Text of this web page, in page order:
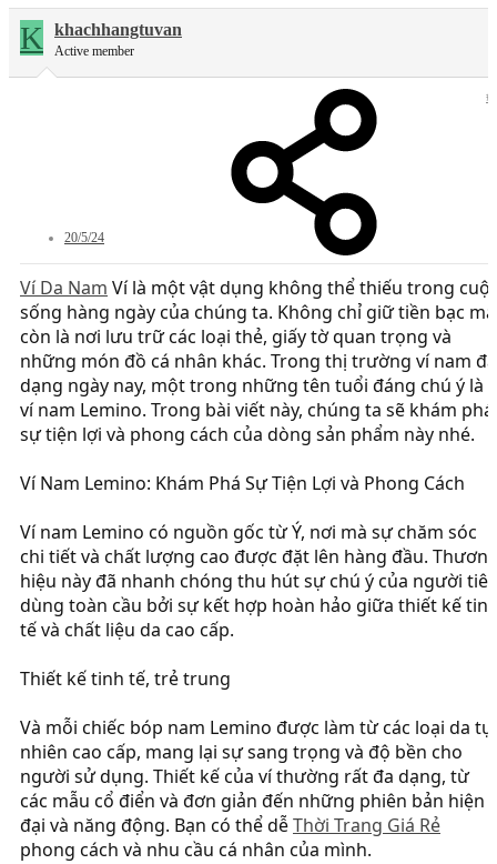
K khachhangtuvan
Active member
20/5/24
Ví Da Nam Ví là một vật dụng không thể thiếu trong
sống hàng ngày của chúng ta. Không chỉ giữ tiền bạc mà
còn là nơi lưu trữ các loại thẻ, giấy tờ quan trọng và
những món đồ cá nhân khác. Trong thị trường ví nam đa
dạng ngày nay, một trong những tên tuổi đáng chú ý là
ví nam Lemino. Trong bài viết này, chúng ta sẽ khám phá
sự tiện lợi và phong cách của dòng sản phẩm này nhé.
Ví Nam Lemino: Khám Phá Sự Tiện Lợi và Phong Cách
Ví nam Lemino có nguồn gốc từ Ý, nơi mà sự chăm sóc
chi tiết và chất lượng cao được đặt lên hàng đầu.
hiệu này đã nhanh chóng thu hút sự chú ý của người
dùng toàn cầu bởi sự kết hợp hoàn hảo giữa thiết kế
tế và chất liệu da cao cấp.
Thiết kế tinh tế, trẻ trung
Và mỗi chiếc bóp nam Lemino được làm từ các loại da tự
nhiên cao cấp, mang lại sự sang trọng và độ bền cho
người sử dụng. Thiết kế của ví thường rất đa dạng, từ
các mẫu cổ điển và đơn giản đến những phiên bản hiện
đại và năng động. Bạn có thể dễThời Trang Giá Rẻ
phong cách và nhu cầu cá nhân của mình.